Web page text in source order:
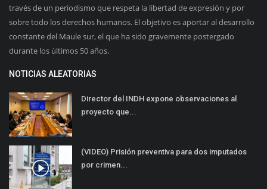
través de un periodismo que respeta la libertad de expresión y por
sobre todo los derechos humanos. El objetivo es aportar al desarrollo
constante del Maule sur, el que ha sido gravemente postergado
durante los últimos 50 años.
NOTICIAS ALEATORIAS
Director del INDH expone observaciones al
proyecto que...
(VIDEO) Prisión preventiva para dos imputados
por crimen...